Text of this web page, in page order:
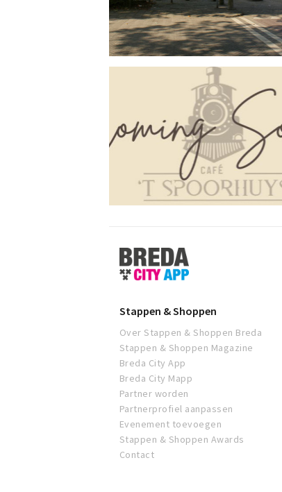
Stappen
&
Shoppen
Stappen & Shoppen
Over Stappen & Shoppen Breda
Stappen & Shoppen Magazine
Breda City App
Breda City Mapp
Partner worden
Partnerprofiel aanpassen
Evenement toevoegen
Stappen & Shoppen Awards
Contact